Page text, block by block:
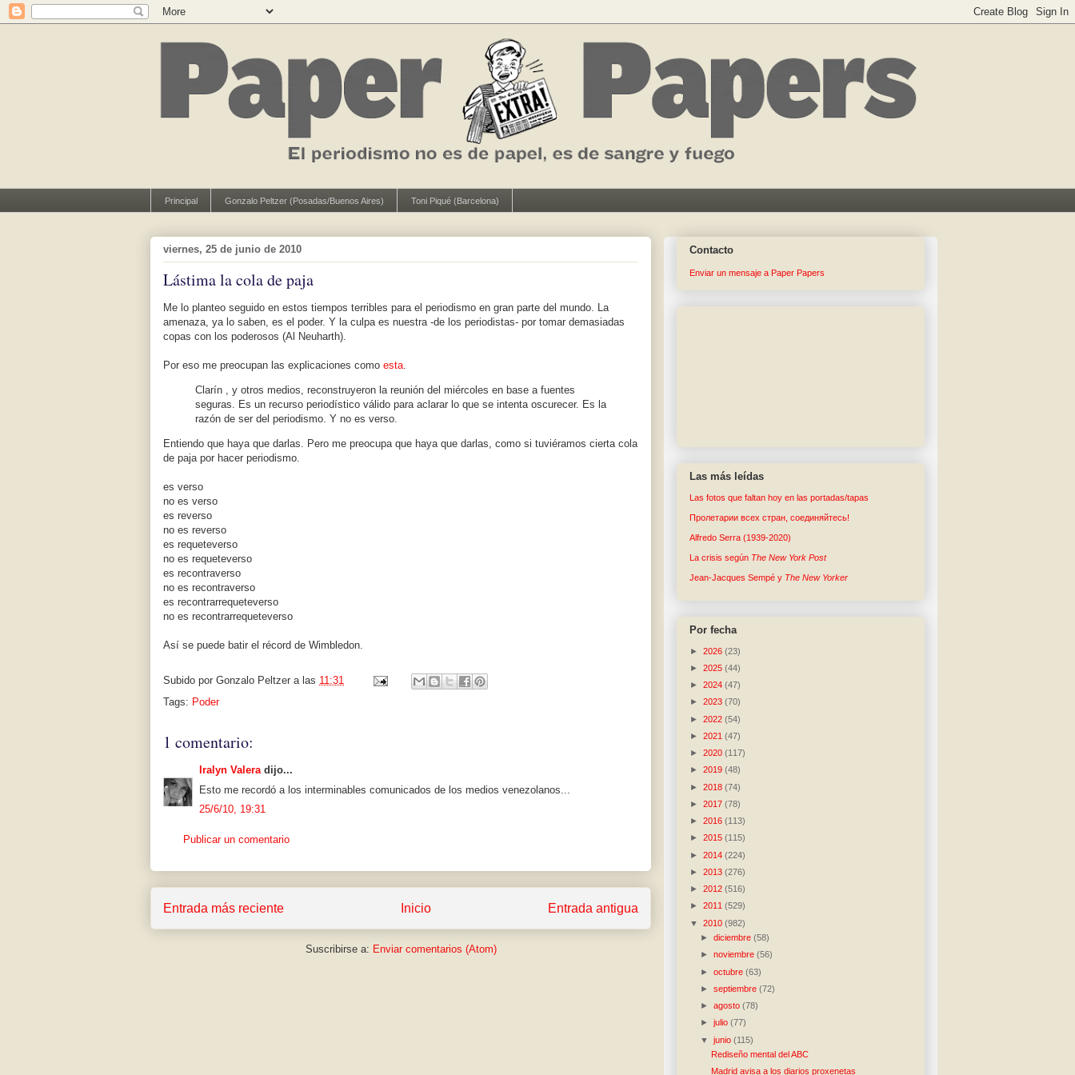
Principal Gonzalo Peltzer (Posadas/Buenos Aires) Toni Piqué (Barcelona)
viernes, 25 de junio de 2010
Lástima la cola de paja
Me lo planteo seguido en estos tiempos terribles para el periodismo en gran parte del mundo. La
amenaza, ya lo saben, es el poder. Y la culpa es nuestra -de los periodistas- por tomar demasiadas
copas con los poderosos (Al Neuharth).
Por eso me preocupan las explicaciones como esta.
Clarín , y otros medios, reconstruyeron la reunión del miércoles en base a fuentes
seguras. Es un recurso periodístico válido para aclarar lo que se intenta oscurecer. Es la
razón de ser del periodismo. Y no es verso.
Entiendo que haya que darlas. Pero me preocupa que haya que darlas, como si tuviéramos cierta cola
de paja por hacer periodismo.
es verso
no es verso
es reverso
no es reverso
es requeteverso
no es requeteverso
es recontraverso
no es recontraverso
es recontrarrequeteverso
no es recontrarrequeteverso
Así se puede batir el récord de Wimbledon.
Subido por Gonzalo Peltzer a las 11:31
Tags: Poder
1 comentario:
Iralyn Valeradijo...
Esto me recordó a los interminables comunicados de los medios venezolanos...
25/6/10, 19:31
Publicar un comentario
Entrada más reciente Entrada antigua
Inicio
Suscribirse a: Enviar comentarios (Atom)
Contacto
Enviar un mensaje a Paper Papers
Las más leídas
Las fotos que faltan hoy en las portadas/tapas
Пролетарии всех стран, соединяйтесь!
Alfredo Serra (1939-2020)
La crisis según The New York Post
Jean-Jacques Sempé y The New Yorker
Por fecha
► 2026 (23)
► 2025 (44)
► 2024 (47)
► 2023 (70)
► 2022 (54)
► 2021 (47)
► 2020 (117)
► 2019 (48)
► 2018 (74)
► 2017 (78)
► 2016 (113)
► 2015 (115)
► 2014 (224)
► 2013 (276)
► 2012 (516)
► 2011 (529)
▼ 2010 (982)
►diciembre(58)
►noviembre(56)
►octubre(63)
►septiembre(72)
►agosto(78)
►julio(77)
▼junio(115)
Rediseño mental del ABC
Madrid avisa a los diarios proxenetas